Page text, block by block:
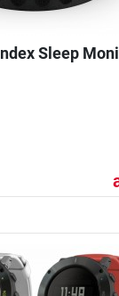
Sleep